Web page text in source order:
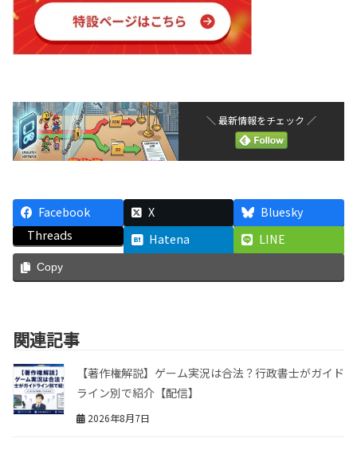
＼ 最新情報をチェック ／
Facebook X
Bluesky
Threads
Hatena LINE
Copy
関連記事
【著作権解説】ゲーム実況は合法？行政書士がガイド
ライン別で紹介【配信】
2026年8月7日